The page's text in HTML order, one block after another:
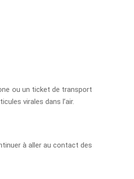
ou un ticket de transport
virales dans l’air.
à aller au contact des